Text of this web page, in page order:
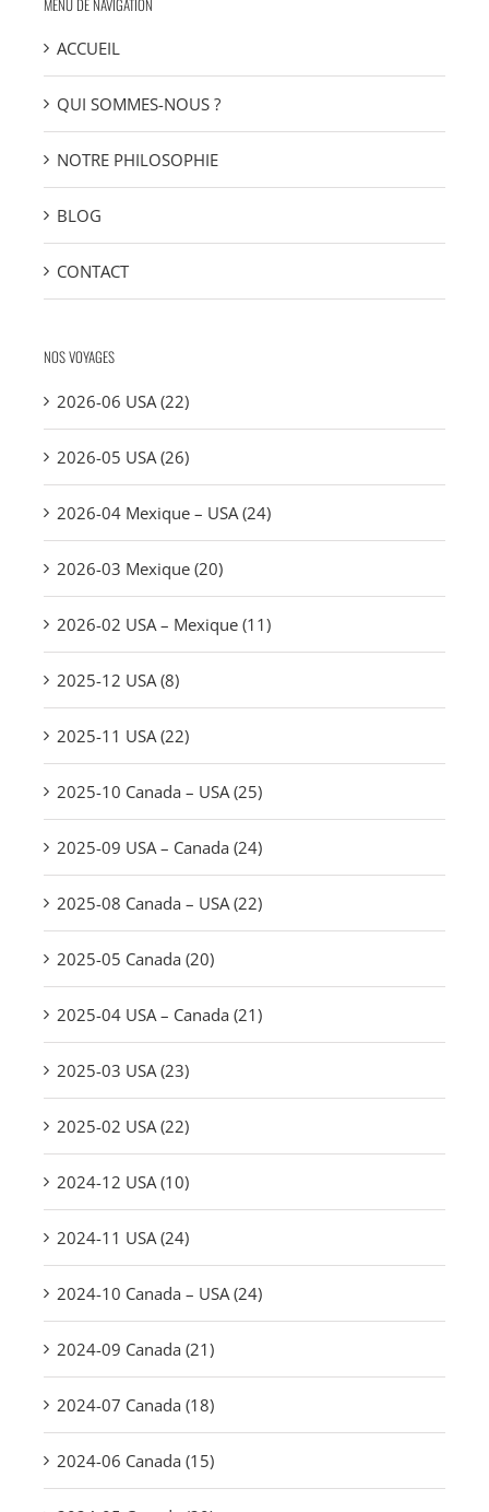
MENU DE NAVIGATION
ACCUEIL
QUI SOMMES-NOUS ?
NOTRE PHILOSOPHIE
BLOG
CONTACT
NOS VOYAGES
2026-06 USA (22)
2026-05 USA (26)
2026-04 Mexique – USA (24)
2026-03 Mexique (20)
2026-02 USA – Mexique (11)
2025-12 USA (8)
2025-11 USA (22)
2025-10 Canada – USA (25)
2025-09 USA – Canada (24)
2025-08 Canada – USA (22)
2025-05 Canada (20)
2025-04 USA – Canada (21)
2025-03 USA (23)
2025-02 USA (22)
2024-12 USA (10)
2024-11 USA (24)
2024-10 Canada – USA (24)
2024-09 Canada (21)
2024-07 Canada (18)
2024-06 Canada (15)